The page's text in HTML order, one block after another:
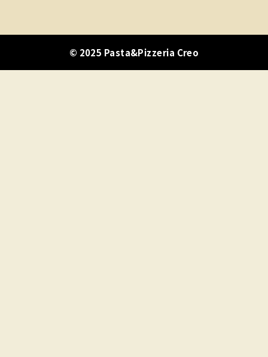
© 2025 Pasta&Pizzeria Creo